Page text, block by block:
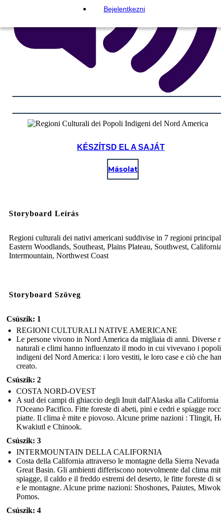
Bejelentkezni
KÉSZÍTSD EL A SAJÁT
Másolat
Storyboard Leírás
Regioni culturali dei nativi americani suddivise in 7 regioni
Eastern Woodlands, Southeast, Plains Plateau, Southwest,
Intermountain, Northwest Coast
Storyboard Szöveg
Csúszik: 1
REGIONI CULTURALI NATIVE AMERICANE
Le persone vivono in Nord America da migliaia di anni. Diverse
naturali e climi hanno influenzato il modo in cui vivevano i popoli
indigeni del Nord America: i loro vestiti, le loro case e ciò che
creato.
Csúszik: 2
COSTA NORD-OVEST
A sud dei campi di ghiaccio degli Inuit dall'Alaska alla California
l'Oceano Pacifico. Fitte foreste di abeti, pini e cedri e spiagge
piatte. Il clima è mite e piovoso. Alcune prime nazioni : Tlingit,
Kwakiutl e Chinook.
Csúszik: 3
INTERMOUNTAIN DELLA CALIFORNIA
Costa della California attraverso le montagne della Sierra Nevada
Great Basin. Gli ambienti differiscono notevolmente dal clima
spiagge, il caldo e il freddo estremi del deserto, le fitte foreste di
e le montagne. Alcune prime nazioni: Shoshones, Paiutes,
Pomos.
Csúszik: 4